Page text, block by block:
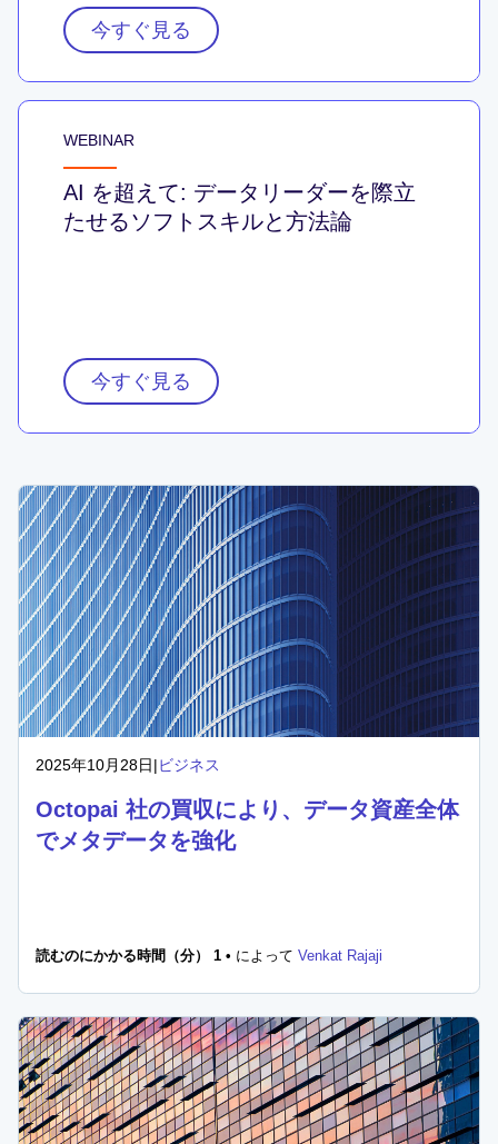
今すぐ見る
WEBINAR
AI を超えて: データリーダーを際立
たせるソフトスキルと方法論
今すぐ見る
2025年10月28日|ビジネス
Octopai 社の買収により、データ資産全体
でメタデータを強化
読むのにかかる時間（分） 1 • によって Venkat Rajaji